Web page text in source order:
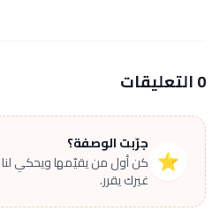
0 التعليقات
⭐
جرّبت الوصفة؟
كن أول من يقيّمها ويحكي
غيرك يقرر.